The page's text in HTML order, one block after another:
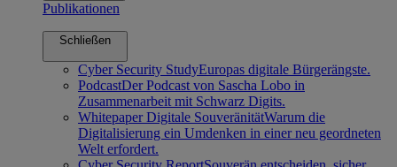
Publikationen
Schließen
Cyber Security StudyEuropas digitale Bürgerängste.
PodcastDer Podcast von Sascha Lobo in
Zusammenarbeit mit Schwarz Digits.
Whitepaper Digitale SouveränitätWarum die
Digitalisierung ein Umdenken in einer neu geordneten
Welt erfordert.